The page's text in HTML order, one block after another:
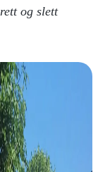
og slett